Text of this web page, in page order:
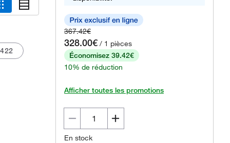
367.42€
328.00€ / 1 pièces
Économisez 39.42€
10% de réduction
Afficher toutes les promotions
En stock